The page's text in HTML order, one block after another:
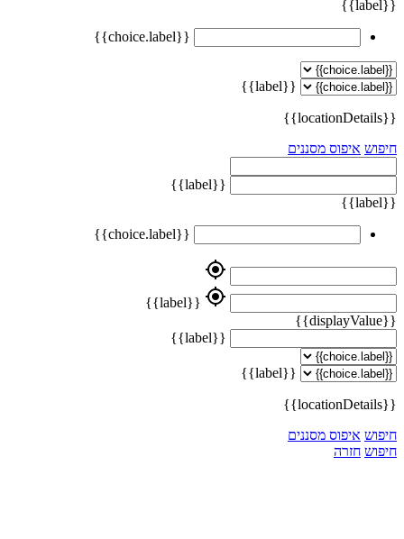
{{label}}
{{choice.label}}
{{label}}
{{locationDetails}}
חיפוש איפוס מסננים
{{label}}
{{label}}
{{choice.label}}
my_location
my_location
{{label}}
{{displayValue}}
{{label}}
{{label}}
{{locationDetails}}
חיפוש איפוס מסננים
חיפוש חזרה